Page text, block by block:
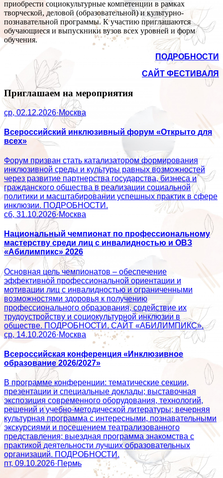
приобрести социокультурные компетенции в рамках
творческой, деловой (образовательной) и культурно-
познавательной программы. К участию приглашаются
обучающиеся и выпускники вузов всех уровней и форм
обучения.
ПОДРОБНОСТИ
САЙТ ФЕСТИВАЛЯ
Приглашаем на мероприятия
ср, 02.12.2026·Москва
Всероссийский инклюзивный форум «Открыто для
всех»
Форум призван стать катализатором формирования
инклюзивной среды и культуры равных возможностей
через развитие партнерства государства, бизнеса и
гражданского общества в реализации социальной
политики и масштабировании успешных практик в сфере
инклюзии. ПОДРОБНОСТИ.
сб, 31.10.2026·Москва
Национальный чемпионат по профессиональному
мастерству среди лиц с инвалидностью и ОВЗ
«Абилимпикс» 2026
Основная цель чемпионатов – обеспечение
эффективной профессиональной ориентации и
мотивации лиц с инвалидностью и ограниченными
возможностями здоровья к получению
профессионального образования, содействие их
трудоустройству и социокультурной инклюзии в
обществе. ПОДРОБНОСТИ. САЙТ «АБИЛИМПИКС».
ср, 14.10.2026·Москва
Всероссийская конференция «Инклюзивное
образование 2026/2027»
В программе конференции: тематические секции,
презентации и специальные доклады; выставочная
экспозиция современного оборудования, технологий,
решений и учебно-методической литературы; вечерняя
культурная программа с интересными, познавательными
экскурсиями и посещением театрализованного
представления; выездная программа знакомства с
практикой деятельности лучших образовательных
организаций. ПОДРОБНОСТИ.
пт, 09.10.2026·Пермь